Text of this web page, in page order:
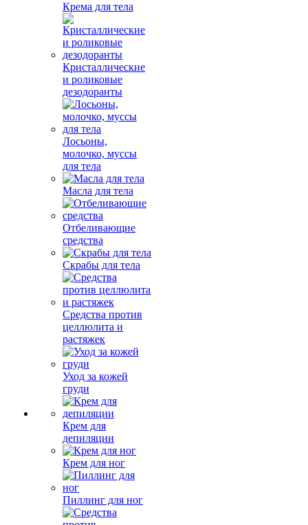
Крема для тела
Кристаллические
и роликовые
дезодоранты
Лосьоны,
молочко, муссы
для тела
Масла для тела
Отбеливающие
средства
Скрабы для тела
Средства против
целлюлита и
растяжек
Уход за кожей
груди
Крем для
депиляции
Крем для ног
Пиллинг для ног